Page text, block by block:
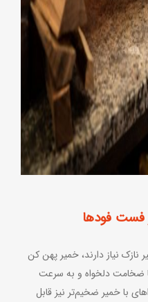
فست فودها
نازک نیاز دارند، خمیر پهن کن
ضخامت دلخواه و به سرعت
با خمیر ضخیم‌تر نیز قابل